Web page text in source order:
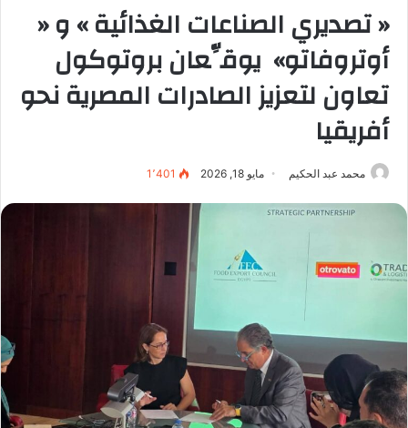
« تصديري الصناعات الغذائية » و «
أوتروفاتو» يوقِّعان بروتوكول
تعاون لتعزيز الصادرات المصرية نحو
أفريقيا
محمد عبد الحكيم مايو 18, 2026 1٬401